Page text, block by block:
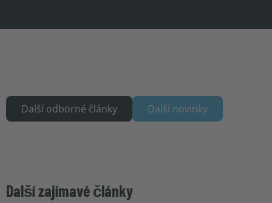
Další odborné články Další novinky
Další zajímavé články